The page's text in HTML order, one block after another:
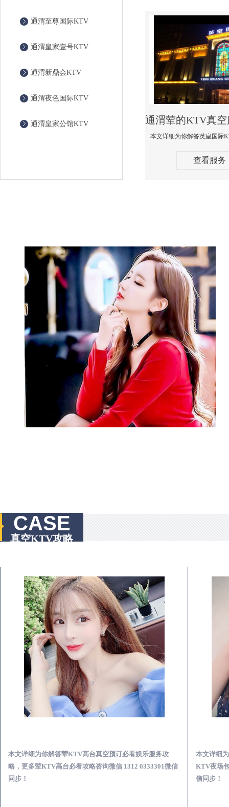
通渭至尊国际KTV
通渭皇家壹号KTV
通渭新鼎会KTV
通渭夜色国际KTV
通渭皇家公馆KTV
查看服务
CASE
真空KTV攻略
本文详细为你解答荤KTV高台真空预订必看娱乐服务攻
略，更多荤KTV高台必看攻略咨询微信 1312 0333301微信
同步！
本文详细
KTV夜场
信同步！